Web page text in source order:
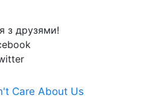
з друзями!
Care About Us